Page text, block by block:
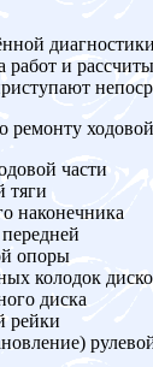
работ и
ремонту
части
тяги
наконечника
опоры
колодок
диска
рейки